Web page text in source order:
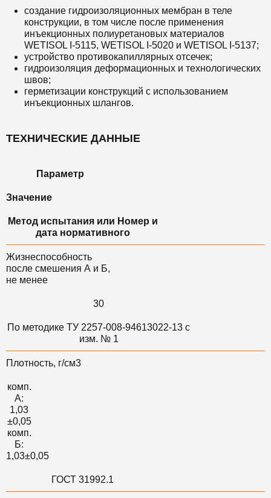
создание гидроизоляционных мембран в теле
конструкции, в том числе после применения
инъекционных полиуретановых материалов
WETISOL I-5115, WETISOL I-5020 и WETISOL I-5137;
устройство противокапиллярных отсечек;
гидроизоляция деформационных и технологических
швов;
герметизации конструкций с использованием
инъекционных шлангов.
ТЕХНИЧЕСКИЕ ДАННЫЕ
Параметр
Значение
Метод испытания или Номер и
дата нормативного
Жизнеспособность
после смешения А и Б,
не менее
30
По методике ТУ 2257-008-94613022-13 с
изм. № 1
Плотность, г/см3
комп.
А:
1,03
±0,05
комп.
Б:
1,03±0,05
ГОСТ 31992.1